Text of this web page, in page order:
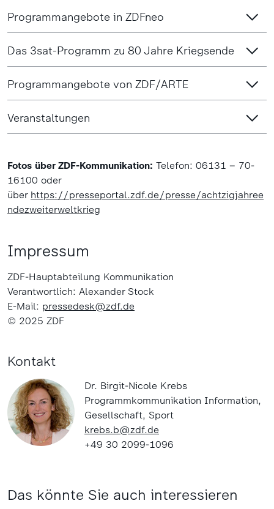
Programmangebote in ZDFneo
Das 3sat-Programm zu 80 Jahre Kriegsende
Programmangebote von ZDF/ARTE
Veranstaltungen
Fotos über ZDF-Kommunikation: Telefon: 06131 – 70-
16100 oder
über https://presseportal.zdf.de/presse/achtzigjahree
ndezweiterweltkrieg
Impressum
ZDF-Hauptabteilung Kommunikation
Verantwortlich: Alexander Stock
E-Mail: pressedesk@zdf.de
© 2025 ZDF
Kontakt
Dr. Birgit-Nicole Krebs
Programmkommunikation Information,
Gesellschaft, Sport
krebs.b@zdf.de
+49 30 2099-1096
Das könnte Sie auch interessieren